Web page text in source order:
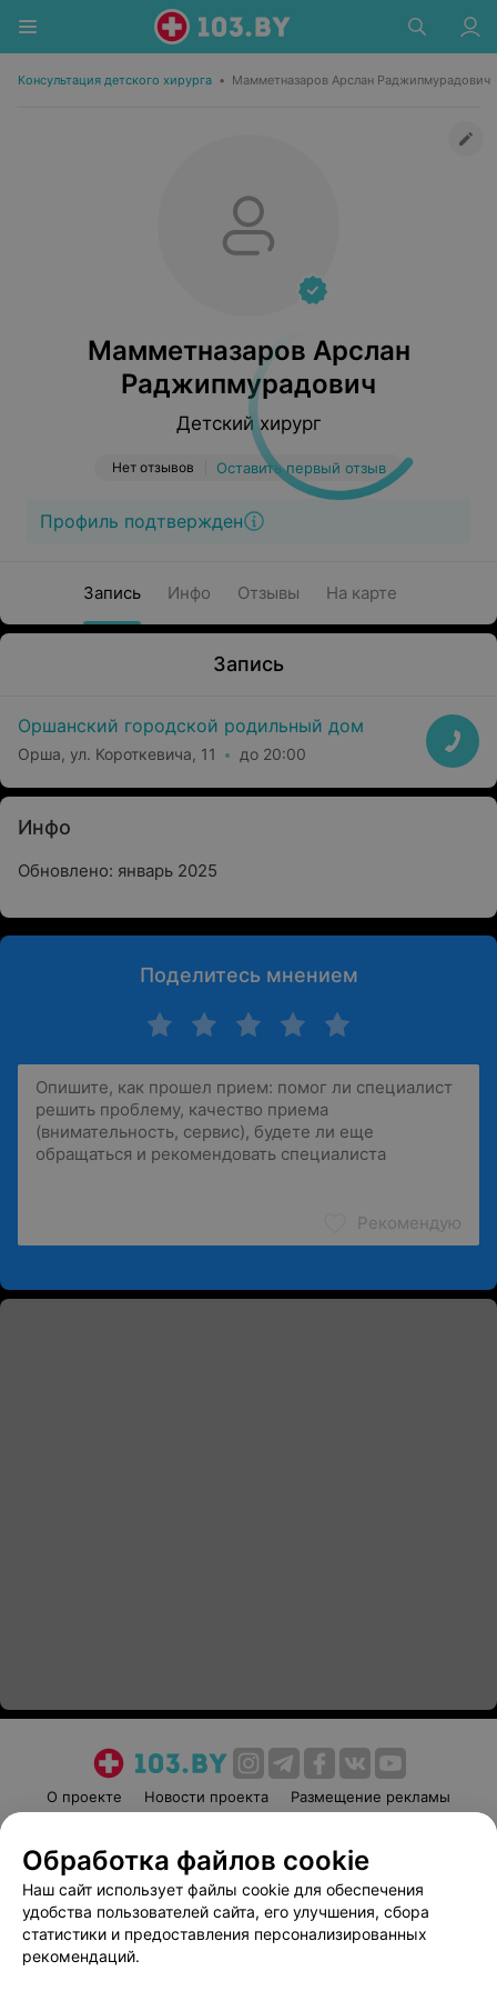
Консультация детского хирурга • Мамметназаров Арслан Раджипмурадович
Мамметназаров Арслан
Раджипмурадович
Детский хирург
Нет отзывов Оставить первый отзыв
Профиль подтвержден
Запись Инфо Отзывы На карте
Запись
Оршанский городской родильный дом
Орша, ул. Короткевича, 11 до 20:00
Инфо
Обновлено: январь 2025
Поделитесь мнением
Рекомендую
О проекте Новости проекта
Размещение рекламы
Пользовательское соглашение
Способы оплаты
Вакансии
Партнеры
Написать руководителю 103.by
Обработка файлов cookie
Наш сайт использует файлы cookie для обеспечения
удобства пользователей сайта, его улучшения, сбора
статистики и предоставления персонализированных
рекомендаций.